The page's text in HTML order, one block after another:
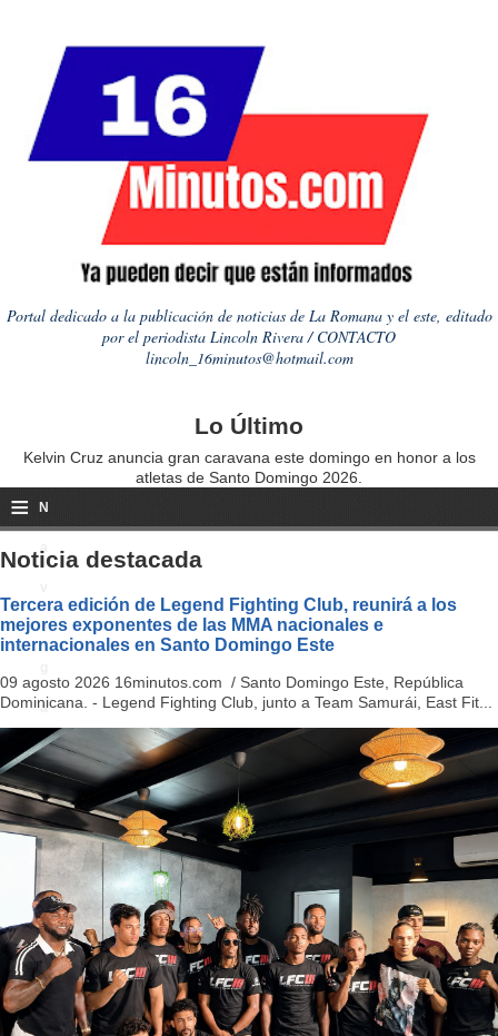
Portal dedicado a la publicación de noticias de La Romana y el este, editado
por el periodista Lincoln Rivera / CONTACTO
lincoln_16minutos@hotmail.com
Lo Último
Kelvin Cruz anuncia gran caravana este domingo en honor a los
atletas de Santo Domingo 2026.
≡ N
a
i
a
ti
o
n
Noticia destacada
Tercera edición de Legend Fighting Club, reunirá a los
mejores exponentes de las MMA nacionales e
internacionales en Santo Domingo Este
09 agosto 2026 16minutos.com / Santo Domingo Este, República
Dominicana. - Legend Fighting Club, junto a Team Samurái, East Fit...